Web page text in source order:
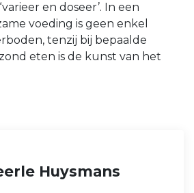
en doseer’. In een
voeding is geen enkel
tenzij bij bepaalde
eten is de kunst van het
Huysmans